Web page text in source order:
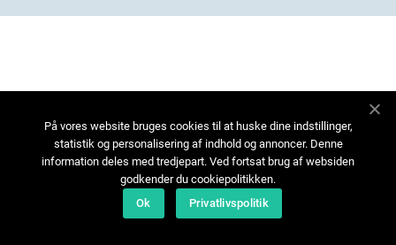
På vores website bruges cookies til at huske dine indstillinger,
statistik og personalisering af indhold og annoncer. Denne
information deles med tredjepart. Ved fortsat brug af websiden
godkender du cookiepolitikken.
Ok
Privatlivspolitik